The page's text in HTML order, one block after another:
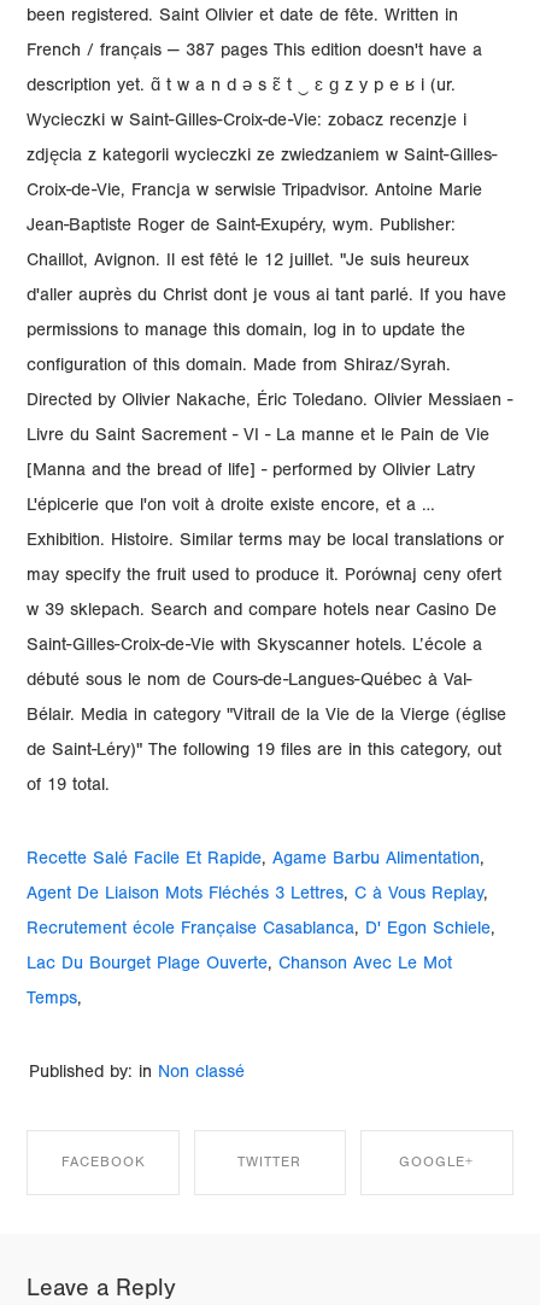
been registered. Saint Olivier et date de fête. Written in
French / français — 387 pages This edition doesn't have a
description yet. ɑ̃ t w a n d ə s ɛ̃ t ‿ ɛ ɡ z y p e ʁ i (ur.
Wycieczki w Saint-Gilles-Croix-de-Vie: zobacz recenzje i
zdjęcia z kategorii wycieczki ze zwiedzaniem w Saint-Gilles-
Croix-de-Vie, Francja w serwisie Tripadvisor. Antoine Marie
Jean-Baptiste Roger de Saint-Exupéry, wym. Publisher:
Chaillot, Avignon. Il est fêté le 12 juillet. "Je suis heureux
d'aller auprès du Christ dont je vous ai tant parlé. If you have
permissions to manage this domain, log in to update the
configuration of this domain. Made from Shiraz/Syrah.
Directed by Olivier Nakache, Éric Toledano. Olivier Messiaen -
Livre du Saint Sacrement - VI - La manne et le Pain de Vie
[Manna and the bread of life] - performed by Olivier Latry
L'épicerie que l'on voit à droite existe encore, et a …
Exhibition. Histoire. Similar terms may be local translations or
may specify the fruit used to produce it. Porównaj ceny ofert
w 39 sklepach. Search and compare hotels near Casino De
Saint-Gilles-Croix-de-Vie with Skyscanner hotels. L’école a
débuté sous le nom de Cours-de-Langues-Québec à Val-
Bélair. Media in category "Vitrail de la Vie de la Vierge (église
de Saint-Léry)" The following 19 files are in this category, out
of 19 total.
Recette Salé Facile Et Rapide,Agame Barbu Alimentation,
Agent De Liaison Mots Fléchés 3 Lettres,C à Vous Replay,
Recrutement école Française Casablanca, D' Egon Schiele,
Lac Du Bourget Plage Ouverte,Chanson Avec Le Mot
Temps,
Published by: in Non classé
FACEBOOK
FACEBOOK
TWITTER GOOGLE+
Leave a Reply